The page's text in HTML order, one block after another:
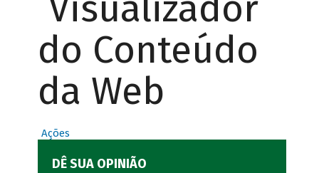
do Conteúdo
da Web
Ações
DÊ SUA OPINIÃO